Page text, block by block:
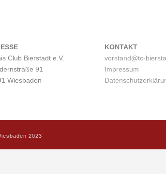
Club Bierstadt e.V.
91
Wiesbaden
KONTAKT
vorstand@tc-
Impressum
2023